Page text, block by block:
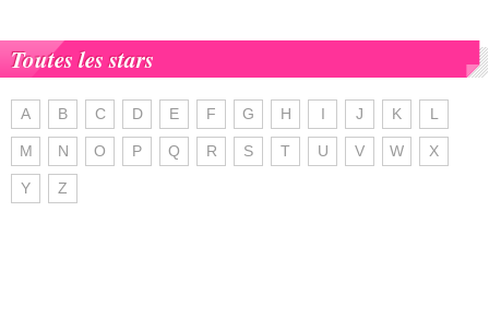
Toutes les stars
A B C D E F G H I J K L
M N O P Q R S T U V W X
Y Z